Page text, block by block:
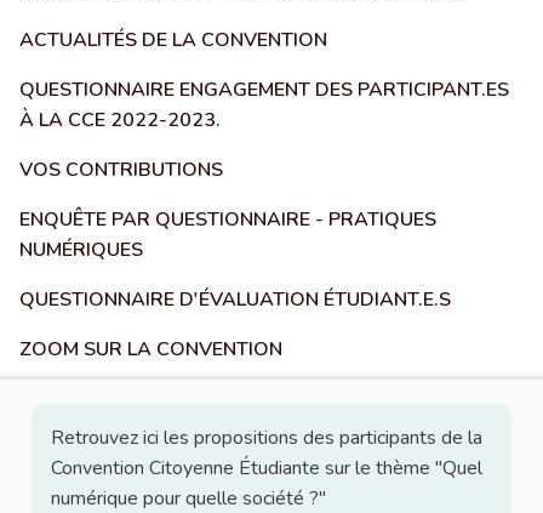
ACTUALITÉS DE LA CONVENTION
QUESTIONNAIRE ENGAGEMENT DES PARTICIPANT.ES
À LA CCE 2022-2023.
VOS CONTRIBUTIONS
ENQUÊTE PAR QUESTIONNAIRE - PRATIQUES
NUMÉRIQUES
QUESTIONNAIRE D'ÉVALUATION ÉTUDIANT.E.S
ZOOM SUR LA CONVENTION
Retrouvez ici les propositions des participants de la
Convention Citoyenne Étudiante sur le thème "Quel
numérique pour quelle société ?"